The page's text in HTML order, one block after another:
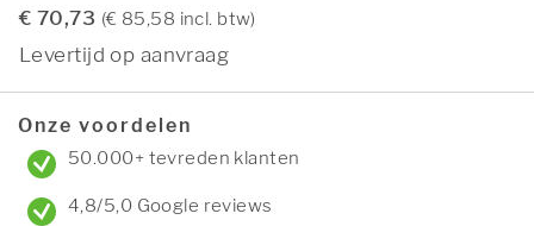
€ 70,73 (€ 85,58 incl. btw)
Levertijd op aanvraag
Onze voordelen
50.000+ tevreden klanten
4,8/5,0 Google reviews